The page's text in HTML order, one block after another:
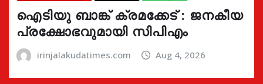
ഐടിയു ബാങ്ക് ക്രമക്കേട് : ജനകീയ
പ്രക്ഷോഭവുമായി സിപിഎം
irinjalakudatimes.com Aug 4, 2026